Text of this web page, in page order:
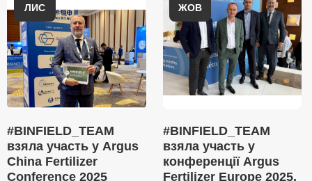
ЛИС
#BINFIELD_TEAM
взяла участь у Argus
China Fertilizer
Conference 2025
ЖОВ
#BINFIELD_TEAM
взяла участь у
конференції Argus
Fertilizer Europe 2025.